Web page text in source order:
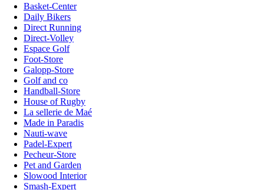
Basket-Center
Daily Bikers
Direct Running
Direct-Volley
Espace Golf
Foot-Store
Galopp-Store
Golf and co
Handball-Store
House of Rugby
La sellerie de Maé
Made in Paradis
Nauti-wave
Padel-Expert
Pecheur-Store
Pet and Garden
Slowood Interior
Smash-Expert